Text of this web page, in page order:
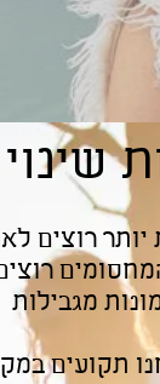
יותר רוצים
מגבילות
תקועים